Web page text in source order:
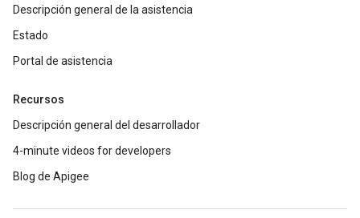
Descripción general de la asistencia
Estado
Portal de asistencia
Recursos
Descripción general del desarrollador
4-minute videos for developers
Blog de Apigee